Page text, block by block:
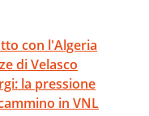
con l'Algeria
di Velasco
la pressione
in VNL